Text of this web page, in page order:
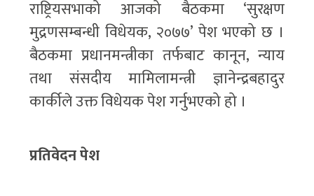
राष्ट्रियसभाको आजको बैठकमा ‘सुरक्षण
मुद्रणसम्बन्धी विधेयक, २०७७’ पेश भएको छ ।
बैठकमा प्रधानमन्त्रीका तर्फबाट कानून, न्याय
तथा संसदीय मामिलामन्त्री ज्ञानेन्द्रबहादुर
कार्कीले उक्त विधेयक पेश गर्नुभएको हो ।
प्रतिवेदन पेश